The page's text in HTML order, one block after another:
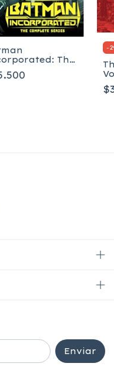
The
Series -
Blanda
-